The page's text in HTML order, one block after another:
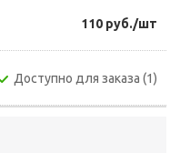
110 руб./шт
Доступно для заказа (1)